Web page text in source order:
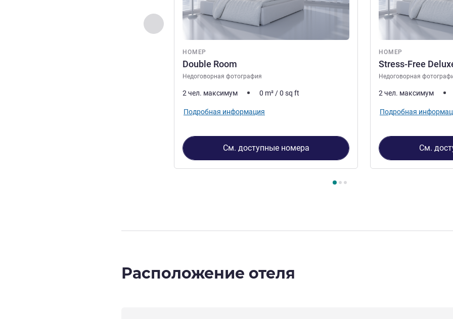
Назад - Номер
НОМЕР
Double Room
Недоговорная фотография
2 чел. максимум 0 m² /0 sq ft
Подробная информация
См. доступные номера
НОМЕР
Stress-Free
Недоговорная
2 чел. максимум
Подробная
См.
Расположение отеля